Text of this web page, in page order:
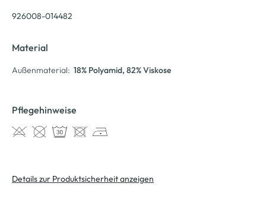
926008-014482
Material
Außenmaterial: 18% Polyamid, 82% Viskose
Pflegehinweise
Details zur Produktsicherheit anzeigen